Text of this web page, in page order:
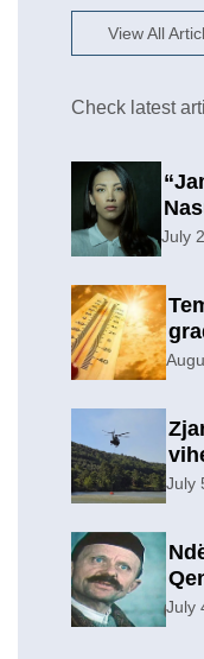
View All
Check latest
për
një
July
e
July
July